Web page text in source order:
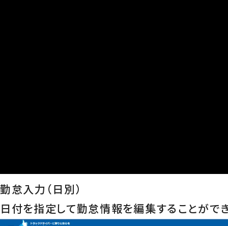
勤怠入力（日別）
日付を指定して勤怠情報を編集することができ